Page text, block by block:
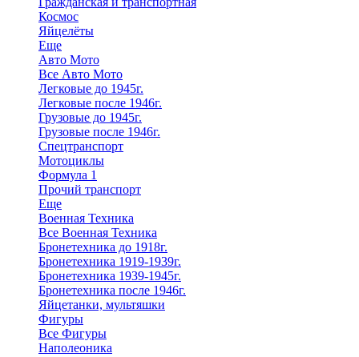
Космос
Яйцелёты
Еще
Авто Мото
Все Авто Мото
Легковые до 1945г.
Легковые после 1946г.
Грузовые до 1945г.
Грузовые после 1946г.
Спецтранспорт
Мотоциклы
Формула 1
Прочий транспорт
Еще
Военная Техника
Все Военная Техника
Бронетехника до 1918г.
Бронетехника 1919-1939г.
Бронетехника 1939-1945г.
Бронетехника после 1946г.
Яйцетанки, мультяшки
Фигуры
Все Фигуры
Наполеоника